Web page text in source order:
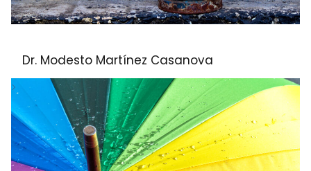
Dr. Modesto Martínez Casanova